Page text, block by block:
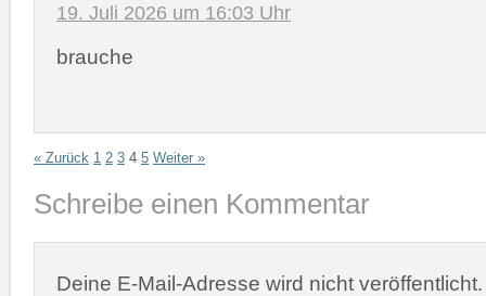
19. Juli 2026 um 16:03 Uhr
brauche
« Zurück 1 2 3 4 5 Weiter »
Schreibe einen Kommentar
Deine E-Mail-Adresse wird nicht veröffentlicht.